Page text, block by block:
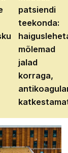
patsiendi
teekonda:
mõlemad
jalad
korraga,